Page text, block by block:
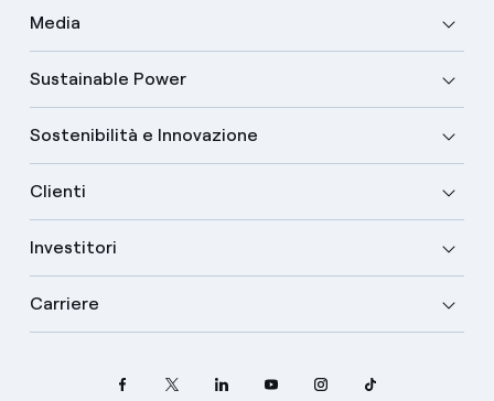
Media
Sustainable Power
Sostenibilità e Innovazione
Clienti
Investitori
Carriere